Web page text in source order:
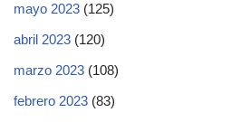
mayo 2023 (125)
abril 2023 (120)
marzo 2023 (108)
febrero 2023 (83)